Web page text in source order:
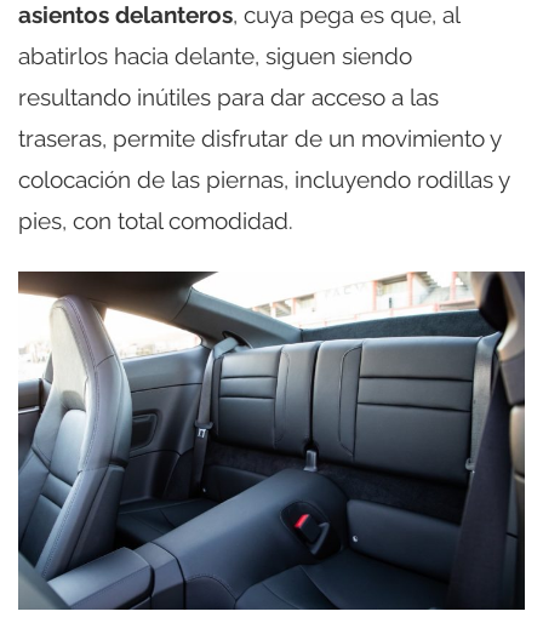
asientos delanteros, cuya pega es que, al
abatirlos hacia delante, siguen siendo
resultando inútiles para dar acceso a las
traseras, permite disfrutar de un movimiento y
colocación de las piernas, incluyendo rodillas y
pies, con total comodidad.